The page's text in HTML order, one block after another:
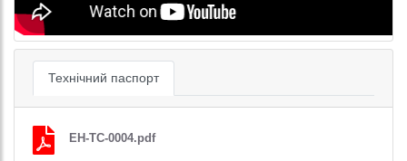
Технічний паспорт
EH-TC-0004.pdf